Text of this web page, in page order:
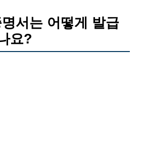
서는 어떻게 발급
요?